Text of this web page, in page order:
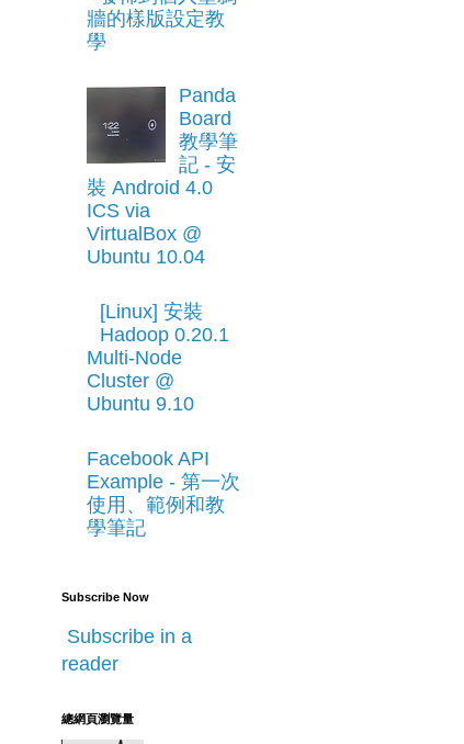
牆的樣版設定教
學
Panda
Board
教學筆
記 - 安
裝 Android 4.0
ICS via
VirtualBox @
Ubuntu 10.04
[Linux] 安裝
Hadoop 0.20.1
Multi-Node
Cluster @
Ubuntu 9.10
Facebook API
Example - 第一次
使用、範例和教
學筆記
Subscribe Now
Subscribe in a
reader
總網頁瀏覽量